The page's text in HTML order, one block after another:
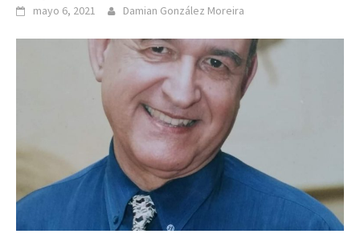
mayo 6, 2021 Damian González Moreira